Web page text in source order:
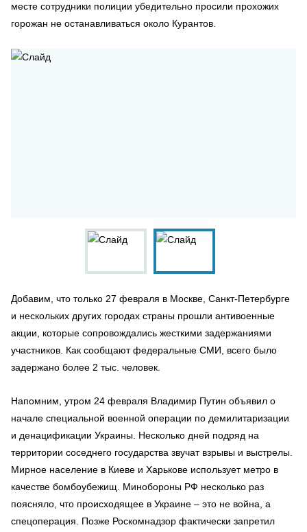
месте сотрудники полиции убедительно просили прохожих
горожан не останавливаться около Курантов.
Добавим, что только 27 февраля в Москве, Санкт-Петербурге
и нескольких других городах страны прошли антивоенные
акции, которые сопровождались жесткими задержаниями
участников. Как сообщают федеральные СМИ, всего было
задержано более 2 тыс. человек.
Напомним, утром 24 февраля Владимир Путин объявил о
начале специальной военной операции по демилитаризации
и денацификации Украины. Несколько дней подряд на
территории соседнего государства звучат взрывы и выстрелы.
Мирное население в Киеве и Харькове использует метро в
качестве бомбоубежищ. Минобороны РФ несколько раз
поясняло, что происходящее в Украине – это не война, а
спецоперация. Позже Роскомнадзор фактически запретил